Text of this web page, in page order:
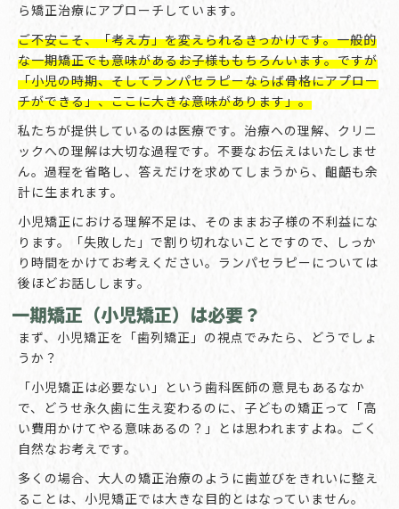
ら矯正治療にアプローチしています。
ご不安こそ、「考え方」を変えられるきっかけです。一般的
な一期矯正でも意味があるお子様ももちろんいます。ですが
「小児の時期、そしてランパセラピーならば骨格にアプロー
チができる」、ここに大きな意味があります」。
私たちが提供しているのは医療です。治療への理解、クリニ
ックへの理解は大切な過程です。不要なお伝えはいたしませ
ん。過程を省略し、答えだけを求めてしまうから、齟齬も余
計に生まれます。
小児矯正における理解不足は、そのままお子様の不利益にな
ります。「失敗した」で割り切れないことですので、しっか
り時間をかけてお考えください。ランパセラピーについては
後ほどお話しします。
一期矯正（小児矯正）は必要？
まず、小児矯正を「歯列矯正」の視点でみたら、どうでしょ
うか？
「小児矯正は必要ない」という歯科医師の意見もあるなか
で、どうせ永久歯に生え変わるのに、子どもの矯正って「高
い費用かけてやる意味あるの？」とは思われますよね。ごく
自然なお考えです。
多くの場合、大人の矯正治療のように歯並びをきれいに整え
ることは、小児矯正では大きな目的とはなっていません。